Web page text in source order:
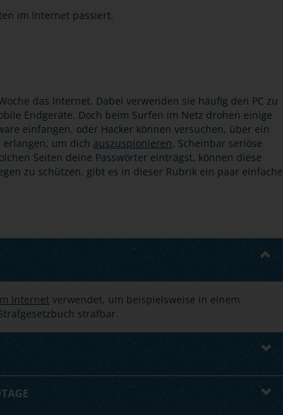
das Internet. Dabei verwenden sie häufig den PC zu
Endgeräte. Doch beim Surfen im Netz drohen einige
einfangen, oder Hacker können versuchen, über ein
erlangen, um dich auszuspionieren. Scheinbar seriöse
Seiten deine Passwörter einträgst, können diese
zu schützen, gibt es in dieser Rubrik ein paar einfache
Internet verwendet, um beispielsweise in einem
strafbar.